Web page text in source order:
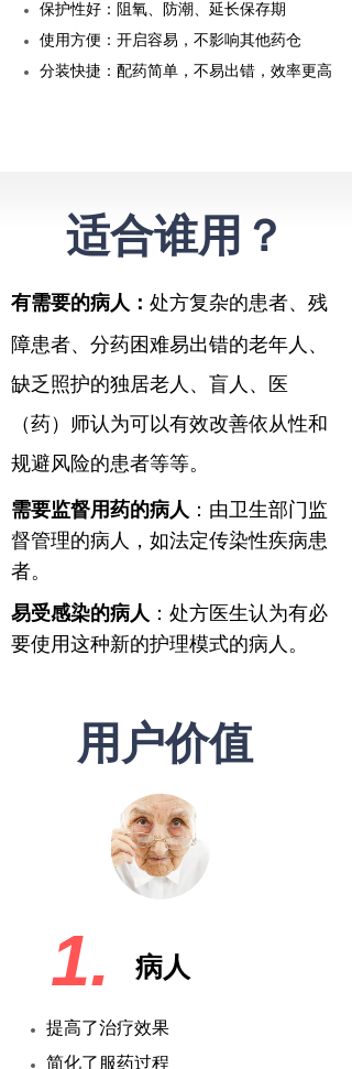
保护性好：阻氧、防潮、延长保存期
使用方便：开启容易，不影响其他药仓
分装快捷：配药简单，不易出错，效率更高
适合谁用？
有需要的病人： 处方复杂的患者、残
障患者、分药困难易出错的老年人、
缺乏照护的独居老人、盲人、医
（药）师认为可以有效改善依从性和
规避风险的患者等等。
需要监督用药的病人 ：由卫生部门监
督管理的病人，如法定传染性疾病患
者。
易受感染的病人 ：处方医生认为有必
要使用这种新的护理模式的病人。
用户价值
1. 病人
提高了治疗效果
简化了服药过程